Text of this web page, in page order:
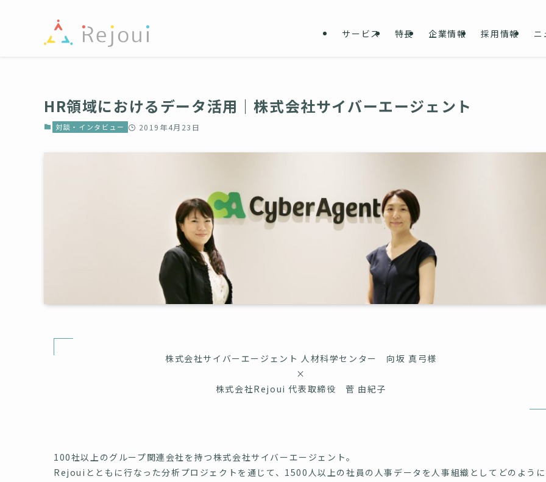
サービス 特長 企業情報 採用情報 ニ
HR領域におけるデータ活用｜株式会社サイバーエージェント
対談・インタビュー 2019年4月23日
株式会社サイバーエージェント 人材科学センター 向坂 真弓様
×
株式会社Rejoui 代表取締役 菅 由紀子
100社以上のグループ関連会社を持つ株式会社サイバーエージェント。
Rejouiとともに行なった分析プロジェクトを通じて、1500人以上の社員の人事データを人事組織としてどのように